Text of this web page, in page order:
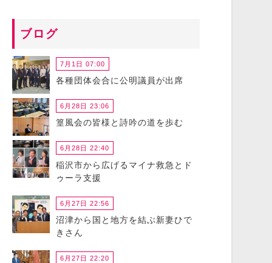
ブログ
7月1日 07:00
各種団体会合に公明議員が出席
6月28日 23:06
篁風会の皆様と詩吟の道を歩む
6月28日 22:40
稲沢市から広げるマイナ救急とド
ゥーラ支援
6月27日 22:56
沼津から国と地方を結ぶ新妻ひで
きさん
6月27日 22:20